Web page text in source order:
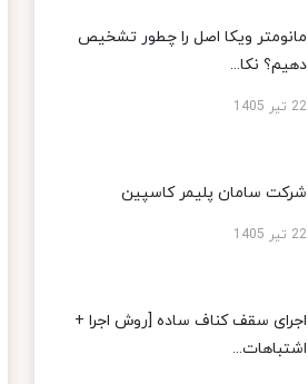
مانومتر ویکا اصل را چطور تشخیص
دهیم؟ نکا...
22 تیر 1405
شرکت سامان پلیمر کاسپین
22 تیر 1405
اجرای سقف کناف ساده [روش اجرا +
اشتباهات...